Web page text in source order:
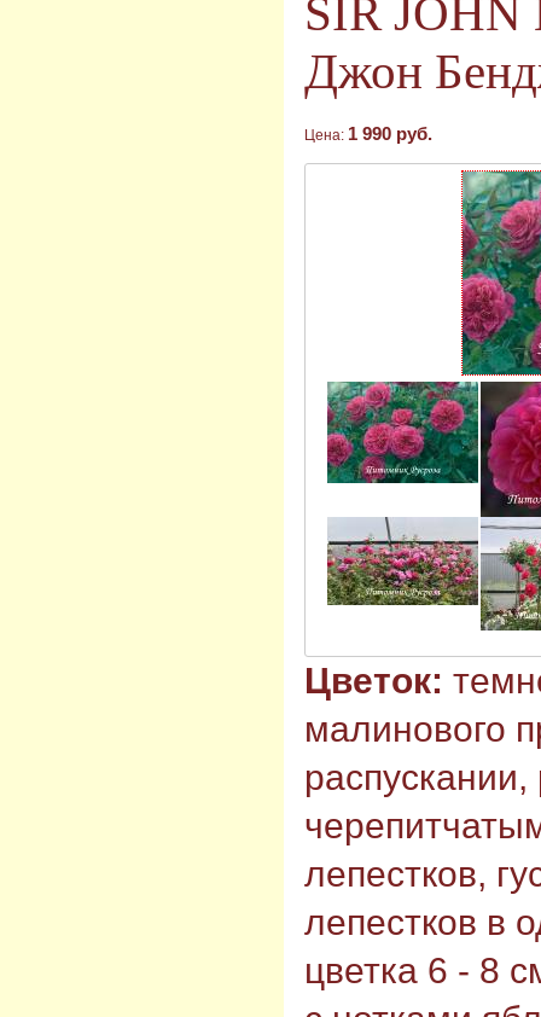
SIR
Джон
Цена: 1 990 руб.
Цветок:
малинового
лепестков,
лепестков в
цветка 6 - 8